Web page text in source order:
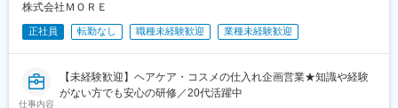
株式会社ＭＯＲＥ
正社員 転勤なし 職種未経験歓迎 業種未経験歓迎
仕事内容
【未経験歓迎】ヘアケア・コスメの仕入れ企画営業★知識や経験
がない方でも安心の研修／20代活躍中